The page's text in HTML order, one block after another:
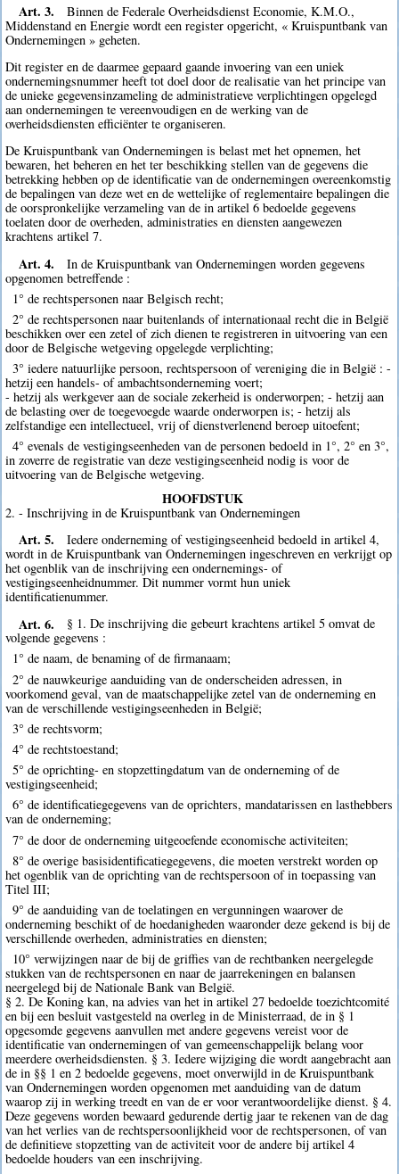
Art. 3.
Binnen de Federale Overheidsdienst Economie, K.M.O.,
Middenstand en Energie wordt een register opgericht, « Kruispuntbank van
Ondernemingen » geheten.
Dit register en de daarmee gepaard gaande invoering van een uniek
ondernemingsnummer heeft tot doel door de realisatie van het principe van
de unieke gegevensinzameling de administratieve verplichtingen opgelegd
aan ondernemingen te vereenvoudigen en de werking van de
overheidsdiensten efficiënter te organiseren.
De Kruispuntbank van Ondernemingen is belast met het opnemen, het
bewaren, het beheren en het ter beschikking stellen van de gegevens die
betrekking hebben op de identificatie van de ondernemingen overeenkomstig
de bepalingen van deze wet en de wettelijke of reglementaire bepalingen die
de oorspronkelijke verzameling van de in artikel 6 bedoelde gegevens
toelaten door de overheden, administraties en diensten aangewezen
krachtens artikel 7.
Art. 4.
In de Kruispuntbank van Ondernemingen worden gegevens
opgenomen betreffende :
1° de rechtspersonen naar Belgisch recht;
2° de rechtspersonen naar buitenlands of internationaal recht die in België
beschikken over een zetel of zich dienen te registreren in uitvoering van een
door de Belgische wetgeving opgelegde verplichting;
3° iedere natuurlijke persoon, rechtspersoon of vereniging die in België : -
hetzij een handels- of ambachtsonderneming voert;
- hetzij als werkgever aan de sociale zekerheid is onderworpen; - hetzij aan
de belasting over de toegevoegde waarde onderworpen is; - hetzij als
zelfstandige een intellectueel, vrij of dienstverlenend beroep uitoefent;
4° evenals de vestigingseenheden van de personen bedoeld in 1°, 2° en 3°,
in zoverre de registratie van deze vestigingseenheid nodig is voor de
uitvoering van de Belgische wetgeving.
HOOFDSTUK
2. - Inschrijving in de Kruispuntbank van Ondernemingen
Art. 5.
Iedere onderneming of vestigingseenheid bedoeld in artikel 4,
wordt in de Kruispuntbank van Ondernemingen ingeschreven en verkrijgt op
het ogenblik van de inschrijving een ondernemings- of
vestigingseenheidnummer. Dit nummer vormt hun uniek
identificatienummer.
Art. 6.
§ 1. De inschrijving die gebeurt krachtens artikel 5 omvat de
volgende gegevens :
1° de naam, de benaming of de firmanaam;
2° de nauwkeurige aanduiding van de onderscheiden adressen, in
voorkomend geval, van de maatschappelijke zetel van de onderneming en
van de verschillende vestigingseenheden in België;
3° de rechtsvorm;
4° de rechtstoestand;
5° de oprichting- en stopzettingdatum van de onderneming of de
vestigingseenheid;
6° de identificatiegegevens van de oprichters, mandatarissen en lasthebbers
van de onderneming;
7° de door de onderneming uitgeoefende economische activiteiten;
8° de overige basisidentificatiegegevens, die moeten verstrekt worden op
het ogenblik van de oprichting van de rechtspersoon of in toepassing van
Titel III;
9° de aanduiding van de toelatingen en vergunningen waarover de
onderneming beschikt of de hoedanigheden waaronder deze gekend is bij de
verschillende overheden, administraties en diensten;
10° verwijzingen naar de bij de griffies van de rechtbanken neergelegde
stukken van de rechtspersonen en naar de jaarrekeningen en balansen
neergelegd bij de Nationale Bank van België.
§ 2. De Koning kan, na advies van het in artikel 27 bedoelde toezichtcomité
en bij een besluit vastgesteld na overleg in de Ministerraad, de in § 1
opgesomde gegevens aanvullen met andere gegevens vereist voor de
identificatie van ondernemingen of van gemeenschappelijk belang voor
meerdere overheidsdiensten. § 3. Iedere wijziging die wordt aangebracht aan
de in §§ 1 en 2 bedoelde gegevens, moet onverwijld in de Kruispuntbank
van Ondernemingen worden opgenomen met aanduiding van de datum
waarop zij in werking treedt en van de er voor verantwoordelijke dienst. § 4.
Deze gegevens worden bewaard gedurende dertig jaar te rekenen van de dag
van het verlies van de rechtspersoonlijkheid voor de rechtspersonen, of van
de definitieve stopzetting van de activiteit voor de andere bij artikel 4
bedoelde houders van een inschrijving.